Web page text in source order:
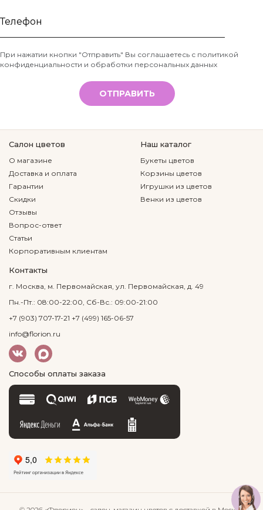
Ваше
Телефон
*
При нажатии кнопки "Отправить" Вы соглашаетесь с политикой
конфиденциальности и обработки персональных данных
ОТПРАВИТЬ
Салон цветов
О магазине
Доставка и оплата
Гарантии
Скидки
Отзывы
Вопрос-ответ
Статьи
Корпоративным клиентам
Наш каталог
Букеты цветов
Корзины цветов
Игрушки из цветов
Венки из цветов
Контакты
г. Москва, м. Первомайская, ул. Первомайская, д. 49
Пн.-Пт.: 08:00-22:00, Сб-Вс.: 09:00-21:00
+7 (903) 707-17-21 +7 (499) 165-06-57
info@florion.ru
Способы оплаты заказа